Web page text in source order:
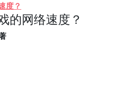
度？
的网络速度？